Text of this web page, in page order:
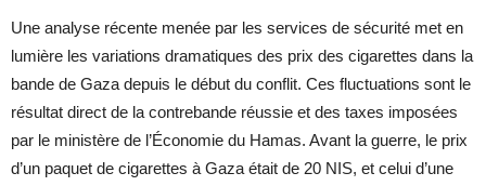
Une analyse récente menée par les services de sécurité met en
lumière les variations dramatiques des prix des cigarettes dans la
bande de Gaza depuis le début du conflit. Ces fluctuations sont le
résultat direct de la contrebande réussie et des taxes imposées
par le ministère de l’Économie du Hamas. Avant la guerre, le prix
d’un paquet de cigarettes à Gaza était de 20 NIS, et celui d’une